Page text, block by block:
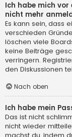
Ich habe mich
nicht mehr
Es kann sein, dass
verschieden
löschen viele
keine Beiträge
verringern.
den Diskussionen
Nach oben
Ich habe mein
Das ist nicht
nicht wieder